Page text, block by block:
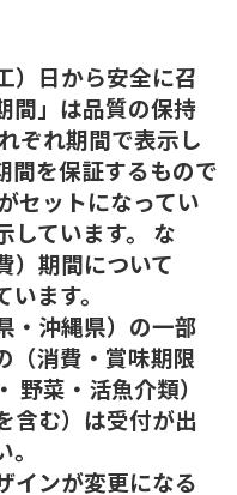
）日から安全に召
間」は品質の保持
ぞれ期間で表示し
間を保証するもので
セットになってい
しています。 な
）期間について
ます。
・沖縄県）の一部
（消費・賞味期限
野菜・活魚介類）
含む）は受付が出
インが変更になる